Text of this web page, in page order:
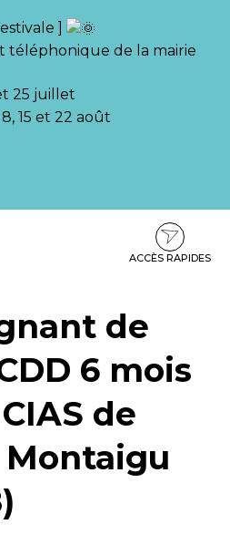
]
téléphonique de la mairie
25 juillet
8, 15 et 22 août
ACCÈS RAPIDES
de
6 mois
de
Montaigu